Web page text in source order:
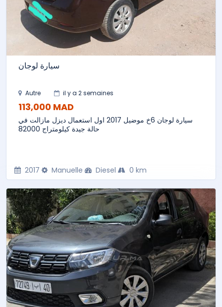
سيارة لوجان
Autre il y a 2 semaines
113,000 MAD
سيارة لوجان 6خ موضيل 2017 اول استعمال ديزل مازالت في
حالة جيدة كيلومتراج 82000
2017 Manuelle Diesel 0 km